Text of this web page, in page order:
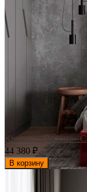
Кровать «Верона»
44 380 ₽
В корзину